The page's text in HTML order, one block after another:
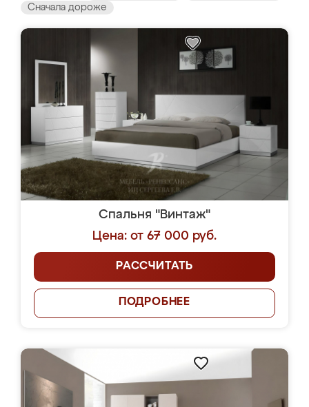
Сначала дороже
Спальня "Винтаж"
Цена: от 67 000 руб.
РАССЧИТАТЬ
ПОДРОБНЕЕ